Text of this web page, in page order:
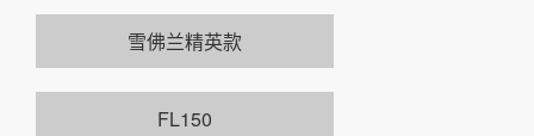
雪佛兰精英款
FL150